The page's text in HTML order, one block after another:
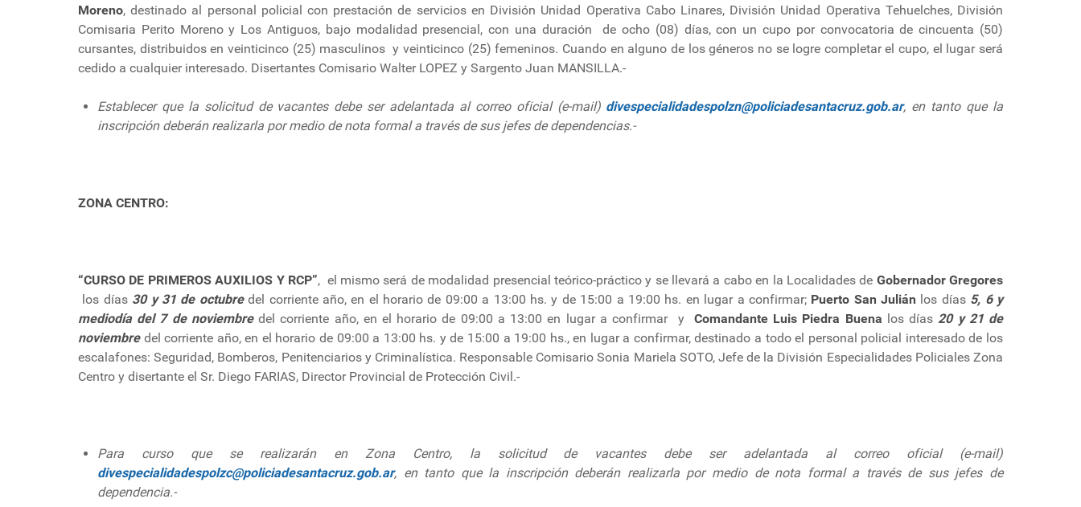
Moreno, destinado al personal policial con prestación de servicios en División Unidad Operativa Cabo Linares, División Unidad Operativa Tehuelches, División
Comisaria Perito Moreno y Los Antiguos, bajo modalidad presencial, con una duración de ocho (08) días, con un cupo por convocatoria de cincuenta (50)
cursantes, distribuidos en veinticinco (25) masculinos y veinticinco (25) femeninos. Cuando en alguno de los géneros no se logre completar el cupo, el lugar será
cedido a cualquier interesado. Disertantes Comisario Walter LOPEZ y Sargento Juan MANSILLA.-
Establecer que la solicitud de vacantes debe ser adelantada al correo oficial (e-mail) divespecialidadespolzn@policiadesantacruz.gob.ar, en tanto que la
inscripción deberán realizarla por medio de nota formal a través de sus jefes de dependencias.-
ZONA CENTRO:
“CURSO DE PRIMEROS AUXILIOS Y RCP”, el mismo será de modalidad presencial teórico-práctico y se llevará a cabo en la Localidades de Gobernador Gregores
los días 30 y 31 de octubredel corriente año, en el horario de 09:00 a 13:00 hs. y de 15:00 a 19:00 hs. en lugar a confirmar; Puerto San Julián los días 5, 6 y
mediodía del 7 de noviembredel corriente año, en el horario de 09:00 a 13:00 en lugar a confirmar y Comandante Luis Piedra Buena los días 20 y 21 de
noviembredel corriente año, en el horario de 09:00 a 13:00 hs. y de 15:00 a 19:00 hs., en lugar a confirmar, destinado a todo el personal policial interesado de los
escalafones: Seguridad, Bomberos, Penitenciarios y Criminalística. Responsable Comisario Sonia Mariela SOTO, Jefe de la División Especialidades Policiales Zona
Centro y disertante el Sr. Diego FARIAS, Director Provincial de Protección Civil.-
Para curso que se realizarán en Zona Centro, la solicitud de vacantes debe ser adelantada al correo oficial (e-mail)
divespecialidadespolzc@policiadesantacruz.gob.ar, en tanto que la inscripción deberán realizarla por medio de nota formal a través de sus jefes de
dependencia.-